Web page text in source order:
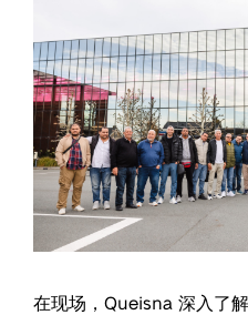
在现场，Queisna 深入了